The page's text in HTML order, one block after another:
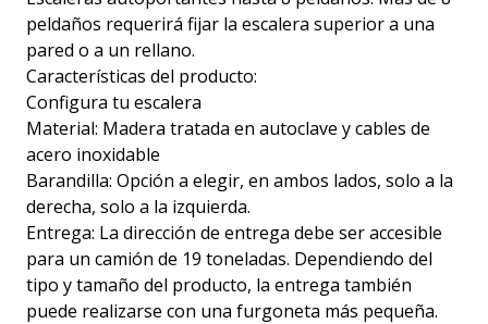
peldaños requerirá fijar la escalera superior a una
pared o a un rellano.
Características del producto:
Configura tu escalera
Material: Madera tratada en autoclave y cables de
acero inoxidable
Barandilla: Opción a elegir, en ambos lados, solo a la
derecha, solo a la izquierda.
Entrega: La dirección de entrega debe ser accesible
para un camión de 19 toneladas. Dependiendo del
tipo y tamaño del producto, la entrega también
puede realizarse con una furgoneta más pequeña.